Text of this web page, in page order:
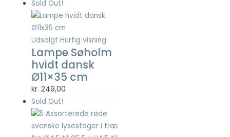
pris
kr. 2.500,00.
Sold Out!
Udsolgt Hurtig visning
Lampe Søholm
hvidt dansk
Ø11×35 cm
kr. 249,00
Sold Out!
Statistisk
Statistisk
cookies
hjælper
webstedsejere
med at forstå,
hvordan de
besøgende
interagerer
med
hjemmesider